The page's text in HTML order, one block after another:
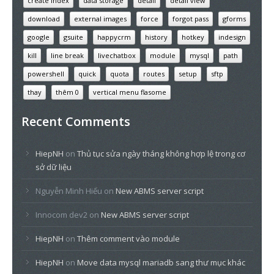
download
external images force forgot pass
gforms
google
gsuite happycrm history hotkey
indesign
kill
line break livechatbox module mysql
path
powershell
quick quota routes setup
sftp
thay
thêm 0 vertical menu flasome
Recent Comments
HiepNH on Thủ tục sửa ngày tháng không hợp lệ trong cơ
sở dữ liệu
Nguyễn Minh Hiếu on New ABMS server script
Innocom dev2 on New ABMS server script
HiepNH on Thêm comment vào module
HiepNH on Move data mysql mariadb sang thư mục khác